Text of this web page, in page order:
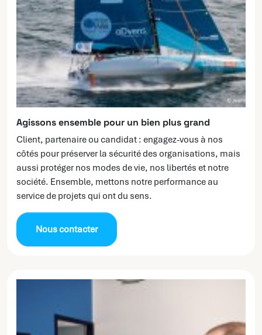
Agissons ensemble pour un bien plus grand
Client, partenaire ou candidat : engagez-vous à nos
côtés pour préserver la sécurité des organisations, mais
aussi protéger nos modes de vie, nos libertés et notre
société. Ensemble, mettons notre performance au
service de projets qui ont du sens.
Nous contacter